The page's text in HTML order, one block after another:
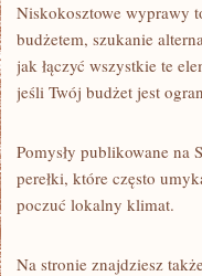
Niskokosztowe wyprawy
budżetem, szukanie
jak łączyć wszystkie te
jeśli Twój budżet jest
Pomysły publikowane na
perełki, które często
poczuć lokalny klimat.
Na stronie znajdziesz